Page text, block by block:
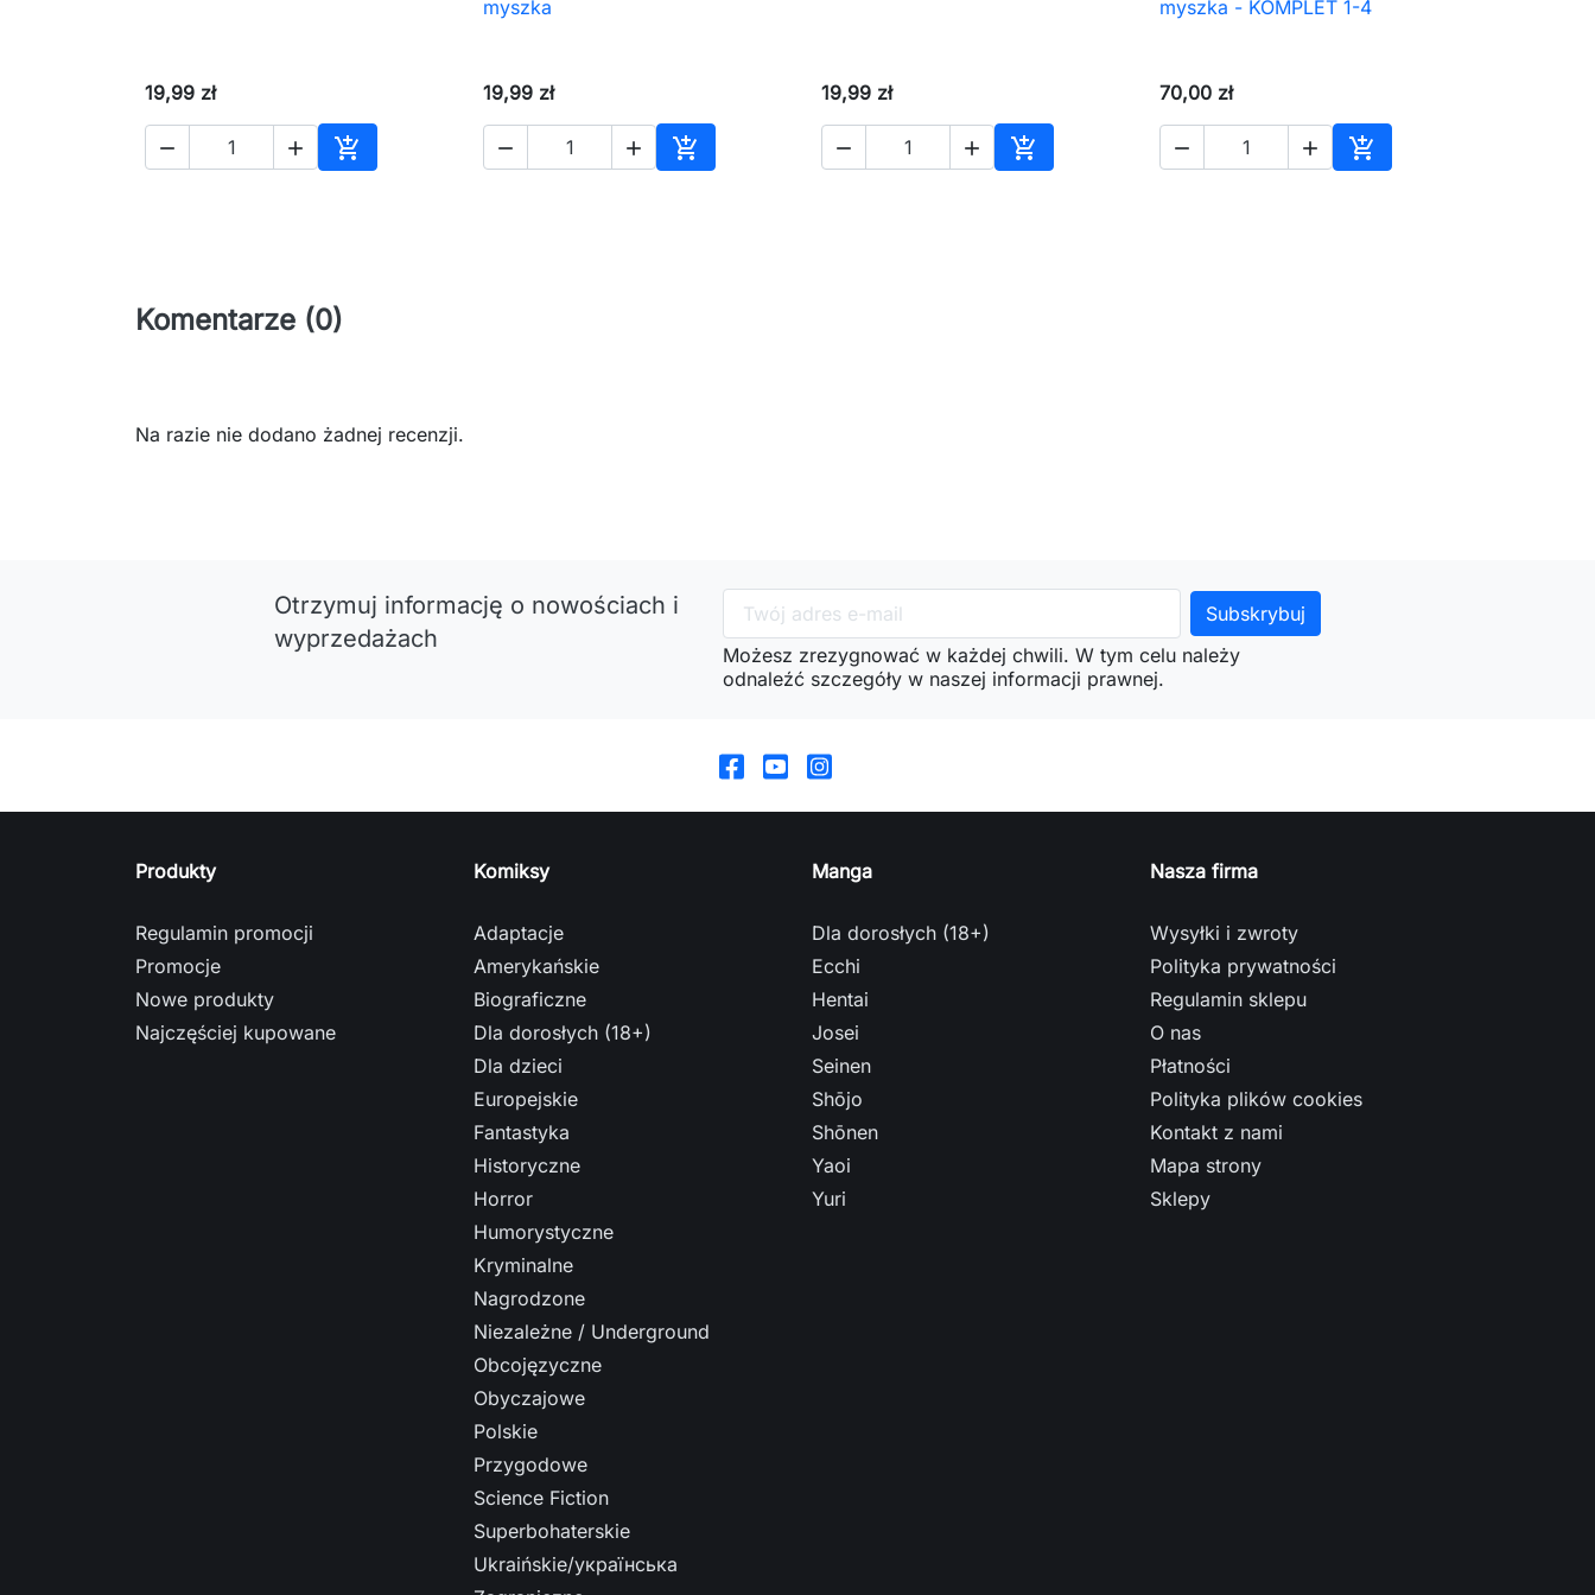
19,99 zł
  
Dodaj do koszyka
myszka
19,99 zł
  
Dodaj do koszyka
19,99 zł
  
Dodaj do koszyka
myszka - KOMPLET 1-4
70,00 zł
  
Dodaj do koszyka
Komentarze (0)
Na razie nie dodano żadnej recenzji.
Otrzymuj informację o nowościach i
wyprzedażach
Możesz zrezygnować w każdej chwili. W tym celu należy
odnaleźć szczegóły w naszej informacji prawnej.
Produkty
Regulamin promocji
Promocje
Nowe produkty
Najczęściej kupowane
Komiksy
Adaptacje
Amerykańskie
Biograficzne
Dla dorosłych (18+)
Dla dzieci
Europejskie
Fantastyka
Historyczne
Horror
Humorystyczne
Kryminalne
Nagrodzone
Niezależne / Underground
Obcojęzyczne
Obyczajowe
Polskie
Przygodowe
Science Fiction
Superbohaterskie
Ukraińskie/українська
Manga
Dla dorosłych (18+)
Ecchi
Hentai
Josei
Seinen
Shōjo
Shōnen
Yaoi
Yuri
Nasza firma
Wysyłki i zwroty
Polityka prywatności
Regulamin sklepu
O nas
Płatności
Polityka plików cookies
Kontakt z nami
Mapa strony
Sklepy